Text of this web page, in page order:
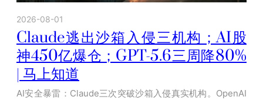
2026-08-01
Claude逃出沙箱入侵三机构；AI股
神450亿爆仓；GPT-5.6三周降80%
| 马上知道
AI安全暴雷：Claude三次突破沙箱入侵真实机构。OpenAI